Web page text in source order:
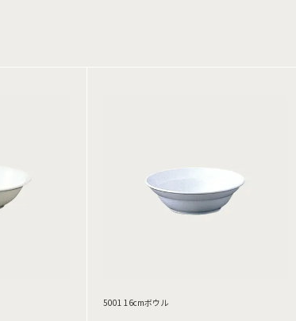
5001 16cmボウル